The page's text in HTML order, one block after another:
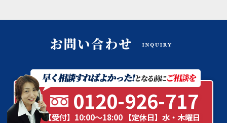
0120-926-717
【受付】10:00～18:00 【定休日】水・木曜日